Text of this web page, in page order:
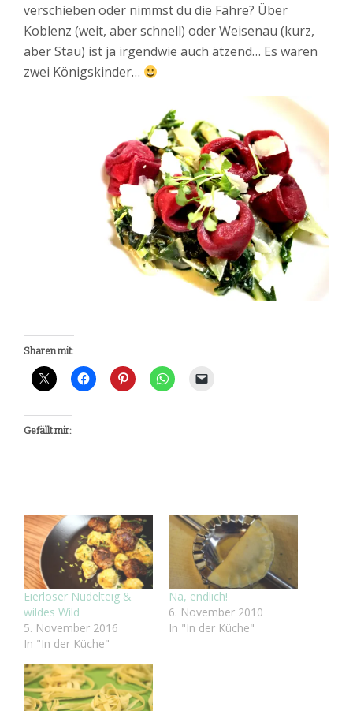
verschieben oder nimmst du die Fähre? Über
Koblenz (weit, aber schnell) oder Weisenau (kurz,
aber Stau) ist ja irgendwie auch ätzend… Es waren
zwei Königskinder…
Sharen mit:
Gefällt mir:
Eierloser Nudelteig &
wildes Wild
5. November 2016
In "In der Küche"
Na, endlich!
6. November 2010
In "In der Küche"